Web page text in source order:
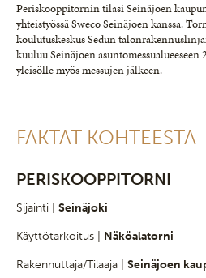
Periskooppitornin tilasi Seinäjoen
yhteistyössä Sweco Seinäjoen kanssa.
koulutuskeskus Sedun
kuuluu Seinäjoen
yleisölle myös messujen jälkeen.
FAKTAT KOHTEESTA
PERISKOOPPITORNI
Sijainti | Seinäjoki
Käyttötarkoitus | Näköalatorni
Rakennuttaja/Tilaaja | Seinäjoen